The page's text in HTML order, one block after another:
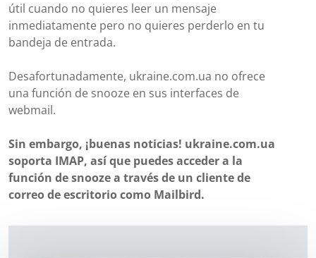
útil cuando no quieres leer un mensaje
inmediatamente pero no quieres perderlo en tu
bandeja de entrada.
Desafortunadamente, ukraine.com.ua no ofrece
una función de snooze en sus interfaces de
webmail.
Sin embargo, ¡buenas noticias! ukraine.com.ua
soporta IMAP, así que puedes acceder a la
función de snooze a través de un cliente de
correo de escritorio como Mailbird.